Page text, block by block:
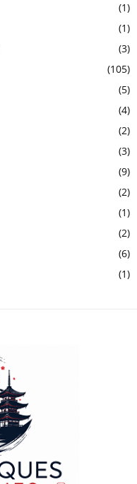
(1)
(1)
(3)
(105)
(5)
(4)
(2)
(3)
(9)
(2)
(1)
(2)
(6)
(1)